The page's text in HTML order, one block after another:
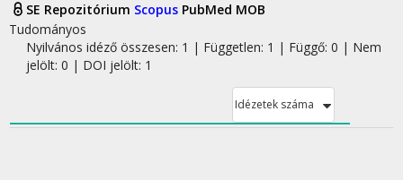
SE Repozitórium Scopus PubMed MOB
Tudományos
Nyilvános idéző összesen: 1 | Független: 1 | Függő: 0 | Nem
jelölt: 0 | DOI jelölt: 1
Idézetek száma